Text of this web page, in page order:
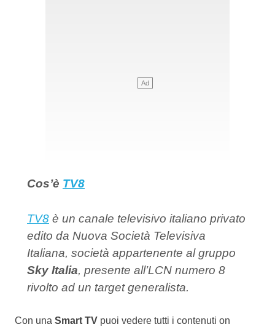
Cos’è TV8
TV8 è un canale televisivo italiano privato
edito da Nuova Società Televisiva
Italiana, società appartenente al gruppo
Sky Italia, presente all’LCN numero 8
rivolto ad un target generalista.
Con una Smart TV puoi vedere tutti i contenuti on